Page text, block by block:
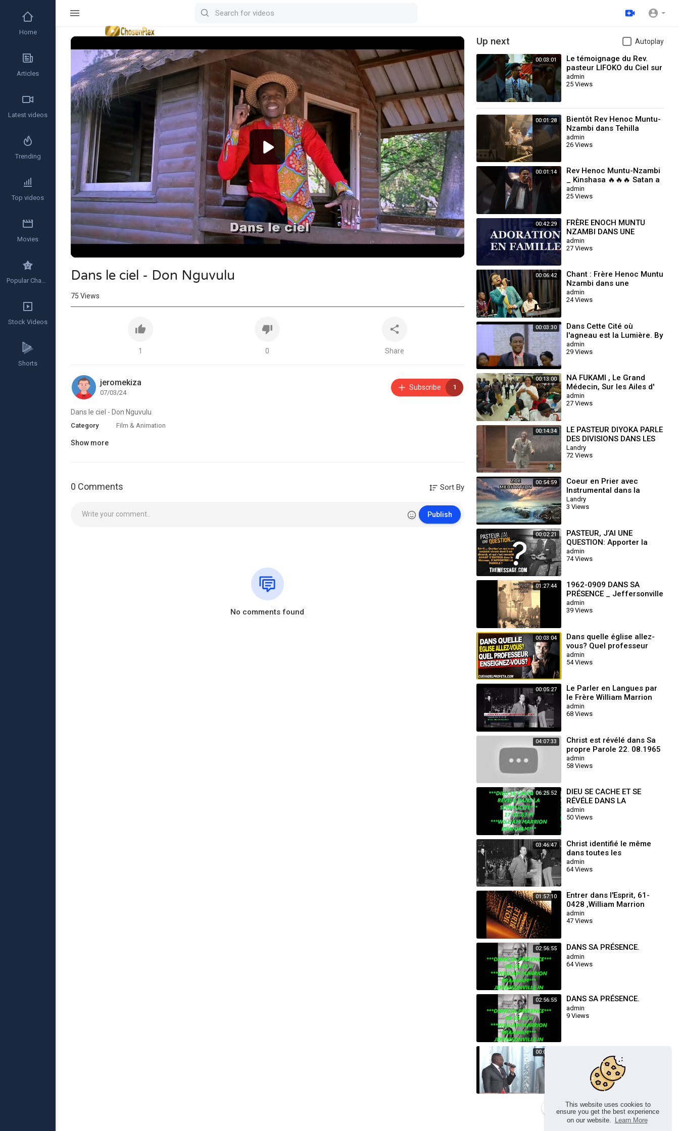
This website uses cookies to
ensure you get the best experience
on our website.
Learn More
Video
Player
Dans le ciel - Don Nguvulu
75 Views
1 0 Share
jeromekiza
07/03/24
Subscribe 1
⁣Dans le ciel - Don Nguvulu
Category Film & Animation
Show more
0 Comments Sort By
Publish
No comments found
Up next Autoplay
00:03:01
Le témoignage du Rev.
pasteur LIFOKO du Ciel sur
le Rev Henoc Muntu-
Nzambi_
admin
25 Views
00:01:28
Bientôt Rev Henoc Muntu-
Nzambi dans Tehilla
#kinshasa #gospelmusic
#music
admin
26 Views
00:01:14
Rev Henoc Muntu-Nzambi
_ Kinshasa 🔥🔥🔥 Satan a
échoué dans ma vie.
admin
25 Views
00:42:29
FRÈRE ENOCH MUNTU
NZAMBI DANS UNE
ADORATION EN FAMILLE.
admin
27 Views
00:06:42
Chant : Frère Henoc Muntu
Nzambi dans une
prestation Live à L'Aigle
Tabernacle (Mon Ami)
admin
24 Views
00:03:30
Dans Cette Cité où
l'agneau est la Lumière. By
Don Nguvulu
admin
29 Views
00:13:00
NA FUKAMI , Le Grand
Médecin, Sur les Ailes d'
une colombe blanche . By
Don Nguvulu
admin
27 Views
00:14:34
LE PASTEUR DIYOKA PARLE
DES DIVISIONS DANS LES
ÉGLISES DU MESSAGE
Landry
72 Views
00:54:59
Coeur en Prier avec
Instrumental dans la
Meditation/Hymn's
Landry
3 Views
00:02:21
PASTEUR, J’AI UNE
QUESTION: Apporter la
Parole? un divorcé et
remarié avant d’entrer
admin
74 Views
01:27:44
1962-0909 DANS SA
PRÉSENCE _ Jeffersonville
Indiana# William Marrion
Branham
admin
39 Views
00:03:04
Dans quelle église allez-
vous? Quel professeur
enseignez-vous? | William
Marrion Branham En
admin
54 Views
00:05:27
Le Parler en Langues par
le Frère William Marrion
Branham Dans S’Identifier
à Christ
admin
68 Views
04:07:33
Christ est révélé dans Sa
propre Parole 22. 08.1965
William Marrion Branham
admin
58 Views
06:25:52
DIEU SE CACHE ET SE
RÉVÉLE DANS LA
SIMPLICITÉ.
admin
50 Views
03:46:47
Christ identifié le même
dans toutes les
générations 15 - 04-1964
William Marrion Branham
admin
64 Views
01:57:10
Entrer dans l'Esprit, 61-
0428 ,William Marrion
BRANHAM
admin
47 Views
02:56:55 DANS SA PRÉSENCE.
admin
64 Views
02:56:55 DANS SA PRÉSENCE.
admin
9 Views
00:03:56
TABERNACLE - Pasteur
LIFOKO du Ciel -
23 Views
Load more
Home
Articles
Latest videos
Trending
Top videos
Movies
Popular Channels
Stock Videos
Shorts